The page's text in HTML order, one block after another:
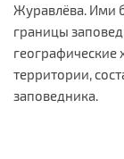
Журавлёва. Ими
границы
географические
территории,
заповедника.